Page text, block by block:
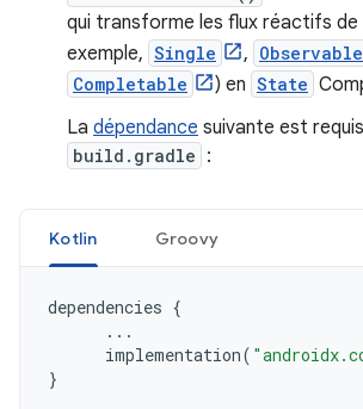
qui transforme les flux réactifs de
exemple, Single , Observable
Completable ) en State
La dépendance suivante est
build.gradle :
Kotlin Groovy
dependencies {
...
implementation(
}